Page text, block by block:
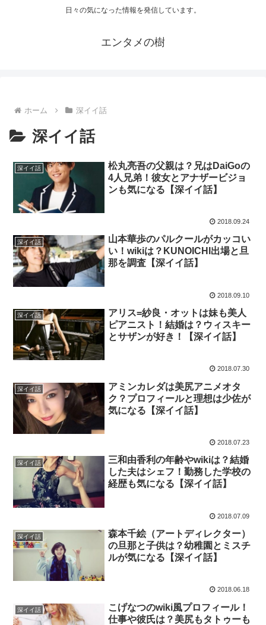
日々の気になった情報を発信しています。
エンタメの樹
ホーム 深イイ話
深イイ話
深イイ話
松丸亮吾の父親は？兄はDaiGoの
4人兄弟！彼女とアナザービジョ
ンも気になる【深イイ話】
2018.09.24
深イイ話
山本華歩のパルクールがカッコい
い！wikiは？KUNOICHI出場と旦
那を調査【深イイ話】
2018.09.10
深イイ話
アリス=紗良・オットは妹も美人
ピアニスト！結婚は？ウィスキー
とサザンが好き！【深イイ話】
2018.07.30
深イイ話
アミンカレダは美尻アニメオタ
ク？プロフィールと理想は少佐が
気になる【深イイ話】
2018.07.23
深イイ話
三和由香利の年齢やwikiは？結婚
した夫はシェフ！勤務した学校の
経歴も気になる【深イイ話】
2018.07.09
深イイ話
森本千絵（アートディレクター）
の旦那と子供は？幼稚園とミスチ
ルが気になる【深イイ話】
2018.06.18
深イイ話
こげなつのwiki風プロフィール！
仕事や彼氏は？美尻もタトゥーも